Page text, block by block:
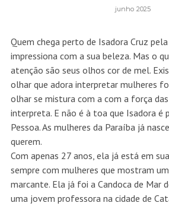
junho 2025
Quem chega perto de Isadora Cruz
impressiona com a sua beleza. Mas o
atenção são seus olhos cor de mel.
olhar que adora interpretar mulheres
olhar se mistura com a com a força
interpreta. E não é à toa que Isadora é
Pessoa. As mulheres da Paraíba já
querem.
Com apenas 27 anos, ela já está em
sempre com mulheres que mostram
marcante. Ela já foi a Candoca de Mar
uma jovem professora na cidade de